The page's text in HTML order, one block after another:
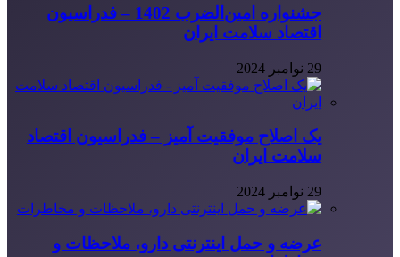
جشنواره امین‌الضرب 1402 – فدراسیون
اقتصاد سلامت ایران
29 نوامبر 2024
یک اصلاح موفقیت آمیز – فدراسیون اقتصاد
سلامت ایران
29 نوامبر 2024
عرضه و حمل اینترنتی دارو، ملاحظات و